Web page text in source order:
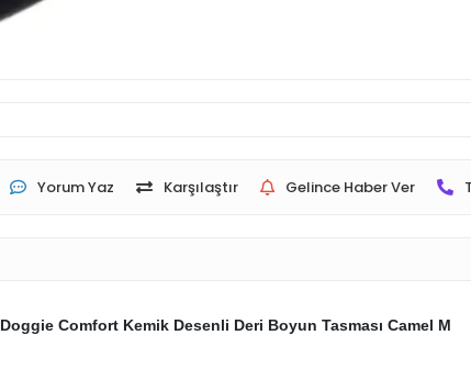
Yorum Yaz Karşılaştır Gelince Haber Ver
Doggie Comfort Kemik Desenli Deri Boyun Tasması Camel M